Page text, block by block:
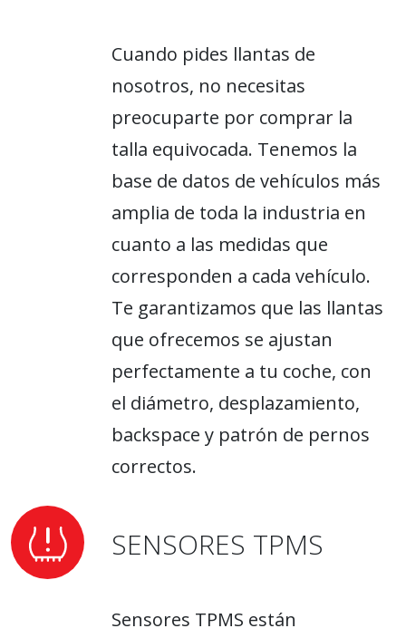
Cuando pides llantas de
nosotros, no necesitas
preocuparte por comprar la
talla equivocada. Tenemos la
base de datos de vehículos más
amplia de toda la industria en
cuanto a las medidas que
corresponden a cada vehículo.
Te garantizamos que las llantas
que ofrecemos se ajustan
perfectamente a tu coche, con
el diámetro, desplazamiento,
backspace y patrón de pernos
correctos.
SENSORES TPMS
Sensores TPMS están